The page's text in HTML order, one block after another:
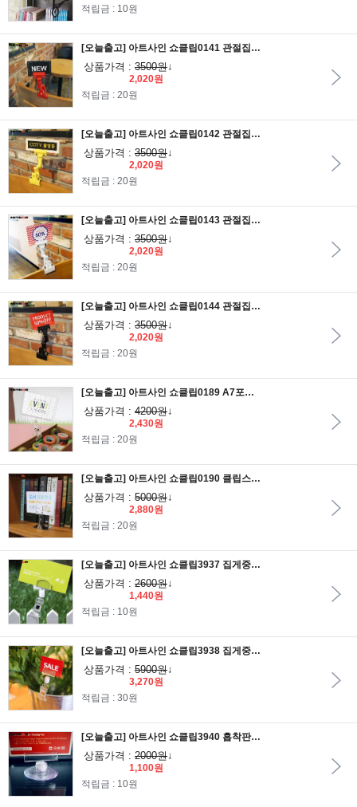
적립금 : 10원
[오늘출고] 아트사인 쇼클립0141 관절집게 빨강/메모꽂이/알림판/안내판/가격표/알림판/POP집게/POP클립
상품가격 : 3500원↓
2,020원
적립금 : 20원
[오늘출고] 아트사인 쇼클립0142 관절집게 노랑/메모꽂이/알림판/안내판/가격표/알림판/POP집게/POP클립
상품가격 : 3500원↓
2,020원
적립금 : 20원
[오늘출고] 아트사인 쇼클립0143 관절집게 흰색/메모꽂이/알림판/안내판/가격표/알림판/POP집게/POP클립
상품가격 : 3500원↓
2,020원
적립금 : 20원
[오늘출고] 아트사인 쇼클립0144 관절집게 검정/메모꽂이/알림판/안내판/가격표/알림판/POP집게/POP클립
상품가격 : 3500원↓
2,020원
적립금 : 20원
[오늘출고] 아트사인 쇼클립0189 A7포켓집게대/메모꽂이/알림판/안내판/가격표/알림판/POP집게/POP클립
상품가격 : 4200원↓
2,430원
적립금 : 20원
[오늘출고] 아트사인 쇼클립0190 클립스탠드50/메모꽂이/알림판/안내판/가격표/알림판/POP집게/POP클립
상품가격 : 5000원↓
2,880원
적립금 : 20원
[오늘출고] 아트사인 쇼클립3937 집게중 꽂이소 2개입/메모꽂이/알림판/안내판/가격표/알림판/POP집게/POP클립
상품가격 : 2600원↓
1,440원
적립금 : 10원
[오늘출고] 아트사인 쇼클립3938 집게중 꽂이소 5개입/메모꽂이/알림판/안내판/가격표/알림판/POP집게/POP클립
상품가격 : 5900원↓
3,270원
적립금 : 30원
[오늘출고] 아트사인 쇼클립3940 흡착판50 꽂이대/메모꽂이/알림판/안내판/가격표/알림판/POP집게/POP클립
상품가격 : 2000원↓
1,100원
적립금 : 10원